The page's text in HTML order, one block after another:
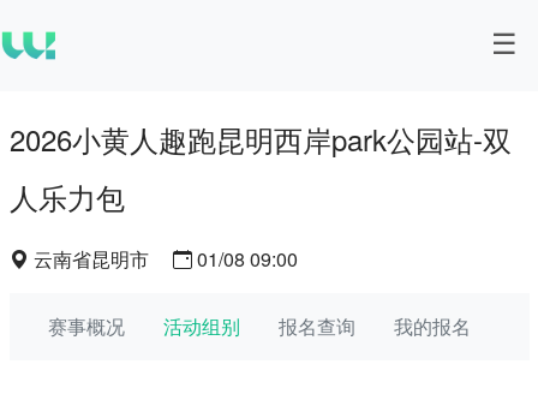
2026小黄人趣跑昆明西岸park公园站-双
人乐力包
云南省昆明市 01/08 09:00
赛事概况 活动组别 报名查询 我的报名